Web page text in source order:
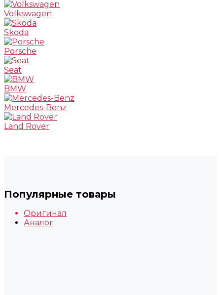
Volkswagen
Skoda
Porsche
Seat
BMW
Mercedes-Benz
Land Rover
Популярные товары
Оригинал
Аналог